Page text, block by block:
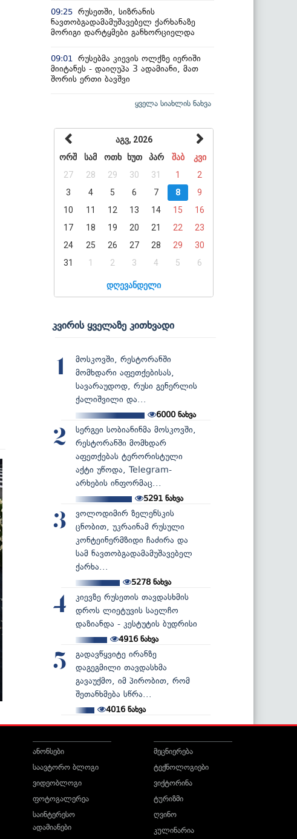
09:25 რუსეთში, სიზრანის
ნავთობგადამამუშავებელ ქარხანაზე
მორიგი დარტყმები განხორციელდა
09:01
რუსებმა კიევის ოლქზე იერიში
მიიტანეს - დაიღუპა 3 ადამიანი, მათ
შორის ერთი ბავშვი
ყველა სიახლის ნახვა
აგვ, 2026
ორშ
სამ ოთხ ხუთ პარ შაბ
კვი
27
28 29 30 31 1
2
3
4 5 6 7 8
9
10
11 12 13 14 15
16
17
18 19 20 21 22
23
24
25 26 27 28 29
30
31
1 2 3 4 5 6
დღევანდელი
კვირის ყველაზე კითხვადი
1
მოსკოვში, რესტორანში
მომხდარი აფეთქებისას,
სავარაუდოდ, რუსი გენერლის
ქალიშვილი და...
6000ნახვა
2
სერგეი სობიანინმა მოსკოვში,
რესტორანში მომხდარ
აფეთქებას ტერორისტული
აქტი უწოდა, Telegram-
არხების ინფორმაც...
5291 ნახვა
3
ვოლოდიმირ ზელენსკის
ცნობით, უკრაინამ რუსული
კონტეინერმზიდი ჩაძირა და
სამ ნავთობგადამამუშავებელ
ქარხა...
5278ნახვა
4
კიევზე რუსეთის თავდასხმის
დროს ლიეტუვის საელჩო
დაზიანდა - კესტუტის ბუდრისი
4916ნახვა
5
გადავწყვიტე ირანზე
დაგეგმილი თავდასხმა
გავაუქმო, იმ პირობით, რომ
შეთანხმება სწრა...
4016ნახვა
ანონსები
საავტორო ბლოგი
ვიდეობლოგი
ფოტოგალერეა
საინტერესო
ადამიანები
მეცნიერება
ტექნოლოგიები
ვიქტორინა
ტურიზმი
ღვინო
კულინარია